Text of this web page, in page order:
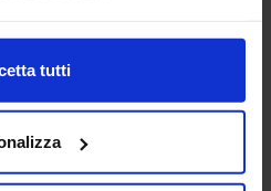
tutti